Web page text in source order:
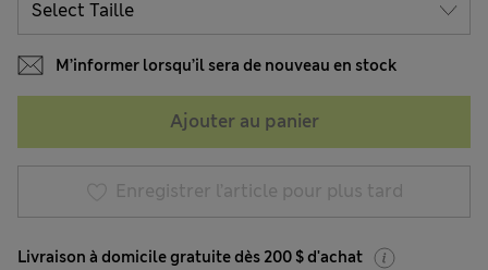
M’informer lorsqu’il sera de nouveau en stock
Ajouter au panier
Enregistrer l’article pour plus tard
Livraison à domicile gratuite dès 200 $ d'achat